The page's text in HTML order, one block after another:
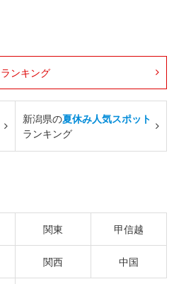
ランキング
新潟県の夏休み人気スポット
ランキング
関東 甲信越
関西 中国